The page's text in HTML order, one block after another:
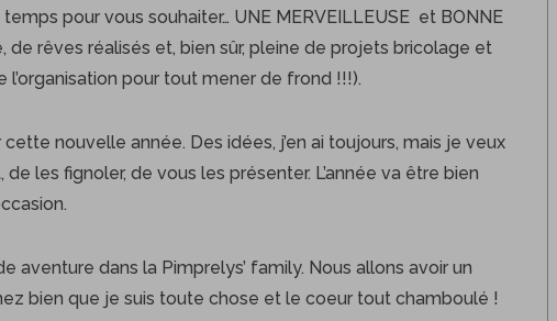
pour vous souhaiter… UNE MERVEILLEUSE et BONNE
de rêves réalisés et, bien sûr, pleine de projets bricolage et
l’organisation pour tout mener de frond !!!).
nouvelle année. Des idées, j’en ai toujours, mais je veux
les fignoler, de vous les présenter. L’année va être bien
aventure dans la Pimprelys’ family. Nous allons avoir un
bien que je suis toute chose et le coeur tout chamboulé !